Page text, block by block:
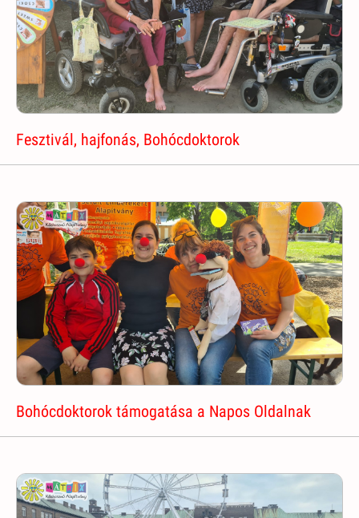
Fesztivál, hajfonás, Bohócdoktorok
Bohócdoktorok támogatása a Napos Oldalnak